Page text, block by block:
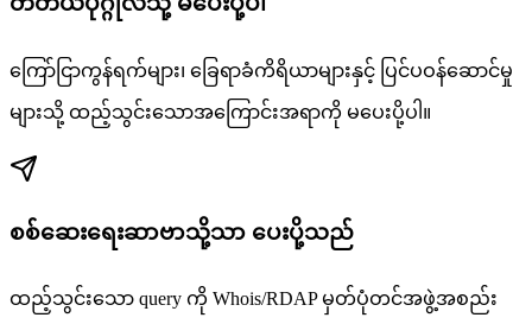
ကြော်ငြာကွန်ရက်များ၊ ခြေရာခံကိရိယာများနှင့် ပြင်ပဝန်ဆောင်မှု
များသို့ ထည့်သွင်းသောအကြောင်းအရာကို မပေးပို့ပါ။
စစ်ဆေးရေးဆာဗာသို့သာ ပေးပို့သည်
ထည့်သွင်းသော query ကို Whois/RDAP မှတ်ပုံတင်အဖွဲ့အစည်း